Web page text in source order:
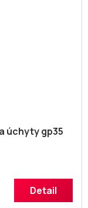
úchyty gp35
Detail